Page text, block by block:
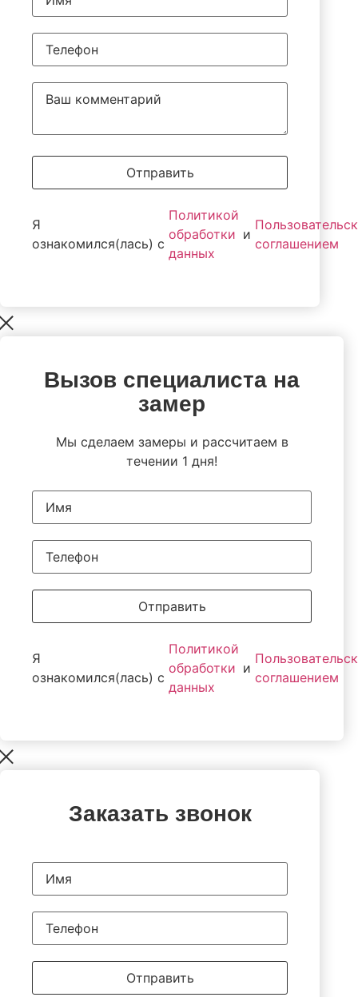
Отправить
Я
ознакомился(лась) с
Политикой
обработки
данных
и
соглашением
Вызов специалиста на
замер
Мы сделаем замеры и рассчитаем в
течении 1 дня!
Отправить
Я
ознакомился(лась) с
Политикой
обработки
данных
и
соглашением
Заказать звонок
Отправить